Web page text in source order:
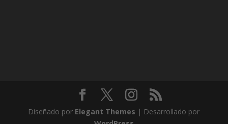
Diseñado por Elegant Themes | Desarrollado por